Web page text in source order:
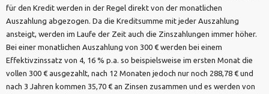
für den Kredit werden in der Regel direkt von der monatlichen
Auszahlung abgezogen. Da die Kreditsumme mit jeder Auszahlung
ansteigt, werden im Laufe der Zeit auch die Zinszahlungen immer höher.
Bei einer monatlichen Auszahlung von 300 € werden bei einem
Effektivzinssatz von 4, 16 % p.a. so beispielsweise im ersten Monat die
vollen 300 € ausgezahlt, nach 12 Monaten jedoch nur noch 288,78 € und
nach 3 Jahren kommen 35,70 € an Zinsen zusammen und es werden von